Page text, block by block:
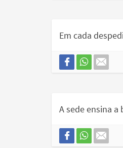
Em cada
A sede ensina